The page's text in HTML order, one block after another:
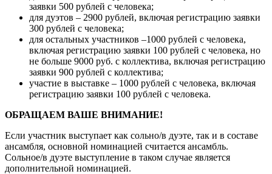
заявки 500 рублей с человека;
для дуэтов – 2900 рублей, включая регистрацию заявки
300 рублей с человека;
для остальных участников –1000 рублей с человека,
включая регистрацию заявки 100 рублей с человека, но
не больше 9000 руб. с коллектива, включая регистрацию
заявки 900 рублей с коллектива;
участие в выставке – 1000 рублей с человека, включая
регистрацию заявки 100 рублей с человека.
ОБРАЩАЕМ ВАШЕ ВНИМАНИЕ!
Если участник выступает как сольно/в дуэте, так и в составе
ансамбля, основной номинацией считается ансамбль.
Сольное/в дуэте выступление в таком случае является
дополнительной номинацией.